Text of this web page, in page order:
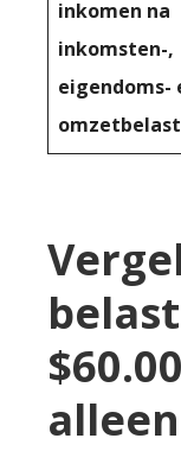
inkomen na
inkomsten-,
eigendoms-